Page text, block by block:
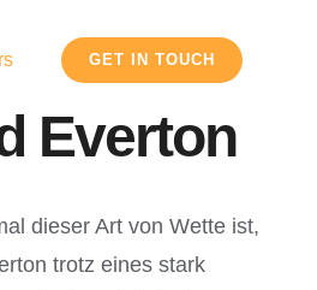
GET IN TOUCH
Everton
dieser Art von Wette ist,
trotz eines stark